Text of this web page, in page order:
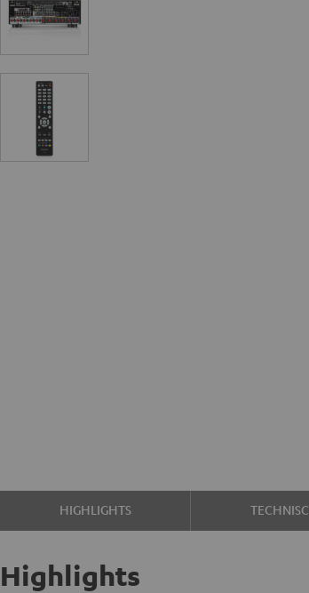
HIGHLIGHTS
Highlights